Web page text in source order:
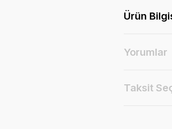
Ürün
Yorumlar
Taksit